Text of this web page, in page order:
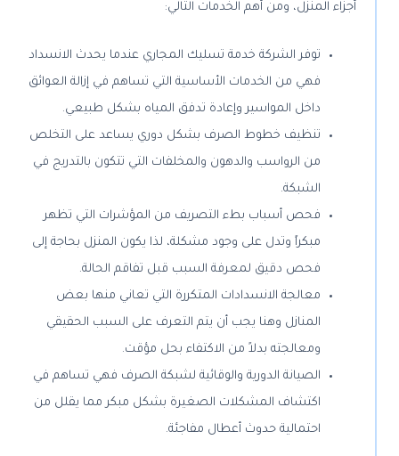
أجزاء المنزل، ومن أهم الخدمات التالي:
توفر الشركة خدمة تسليك المجاري عندما يحدث الانسداد
فهي من الخدمات الأساسية التي تساهم في إزالة العوائق
داخل المواسير وإعادة تدفق المياه بشكل طبيعي.
تنظيف خطوط الصرف بشكل دوري يساعد على التخلص
من الرواسب والدهون والمخلفات التي تتكون بالتدريج في
الشبكة.
فحص أسباب بطء التصريف من المؤشرات التي تظهر
مبكراً وتدل على وجود مشكلة، لذا يكون المنزل بحاجة إلى
فحص دقيق لمعرفة السبب قبل تفاقم الحالة.
معالجة الانسدادات المتكررة التي تعاني منها بعض
المنازل وهنا يجب أن يتم التعرف على السبب الحقيقي
ومعالجته بدلاً من الاكتفاء بحل مؤقت.
الصيانة الدورية والوقائية لشبكة الصرف فهي تساهم في
اكتشاف المشكلات الصغيرة بشكل مبكر مما يقلل من
احتمالية حدوث أعطال مفاجئة.